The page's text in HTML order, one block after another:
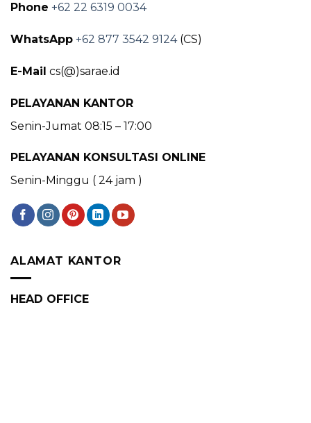
Phone +62 22 6319 0034
WhatsApp +62 877 3542 9124(CS)
E-Mail cs(@)sarae.id
PELAYANAN KANTOR
Senin-Jumat 08:15 – 17:00
PELAYANAN KONSULTASI ONLINE
Senin-Minggu ( 24 jam )
ALAMAT KANTOR
HEAD OFFICE